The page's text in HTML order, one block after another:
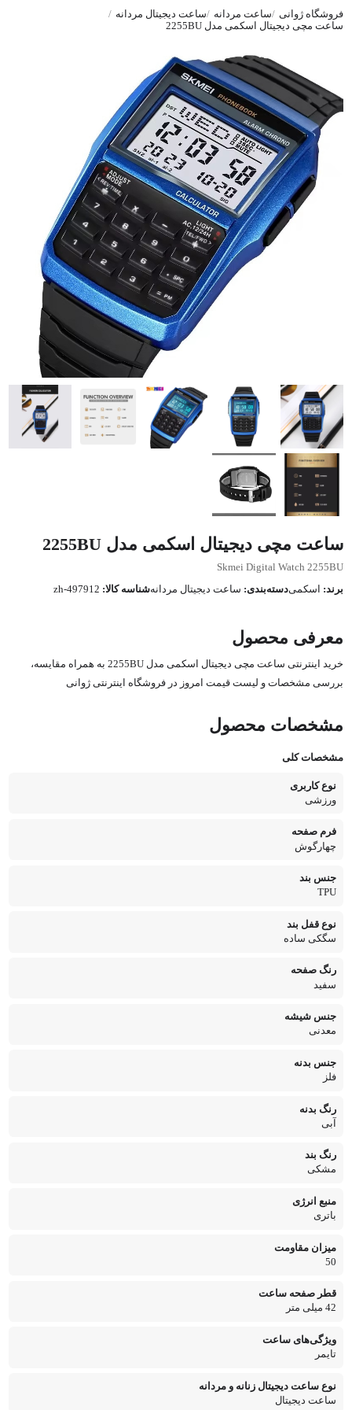
فروشگاه ژوانی ساعت مردانه
ساعت دیجیتال مردانه
ساعت مچی دیجیتال اسکمی مدل 2255BU
ساعت مچی دیجیتال اسکمی مدل 2255BU
Skmei Digital Watch 2255BU
برند:
اسکمیدسته‌بندی: ساعت دیجیتال مردانهشناسه کالا: zh-497912
معرفی محصول
خرید اینترنتی ساعت مچی دیجیتال اسکمی مدل 2255BU به همراه مقایسه،
بررسی مشخصات و لیست قیمت امروز در فروشگاه اینترنتی ژوانی
مشخصات محصول
مشخصات کلی
نوع کاربری
ورزشی
فرم صفحه
چهارگوش
جنس بند
TPU
نوع قفل بند
سگکی ساده
رنگ صفحه
سفید
جنس شیشه
معدنی
جنس بدنه
فلز
رنگ بدنه
آبی
رنگ بند
مشکی
منبع انرژی
باتری
میزان مقاومت
50
قطر صفحه ساعت
42 میلی متر
ویژگی‌های ساعت
تایمر
نوع ساعت دیجیتال زنانه و مردانه
ساعت دیجیتال